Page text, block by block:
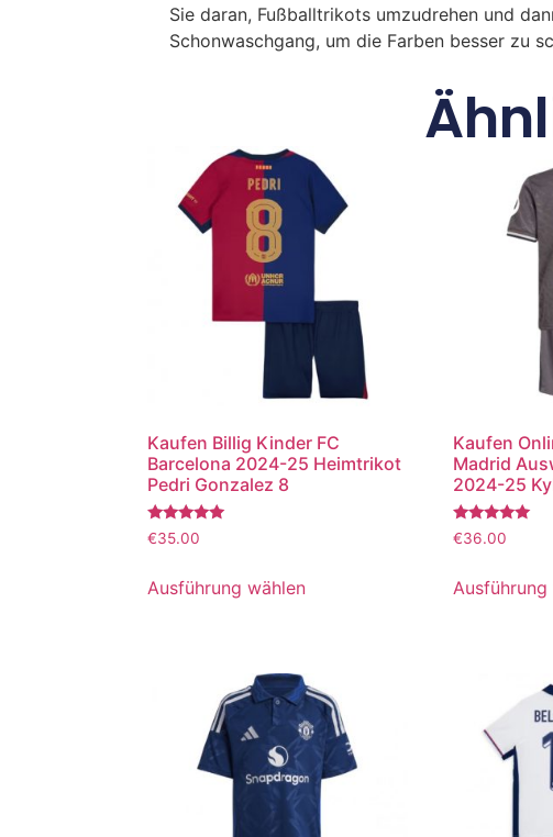
Sie daran, Fußballtrikots umzudrehen und
Schonwaschgang, um die Farben besser zu
Kaufen Billig Kinder FC
Barcelona 2024-25 Heimtrikot
Pedri Gonzalez 8
Bewertet
mit
€35.00
Ausführung wählen
Kaufen
Madrid
2024-25
Bewertet
mit
€36.00
Ausführung